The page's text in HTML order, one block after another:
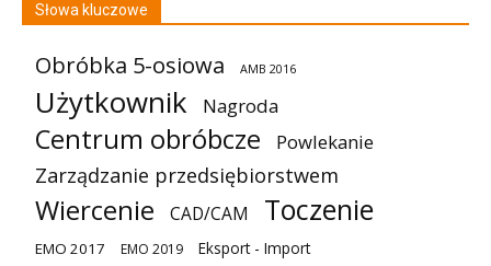
Słowa kluczowe
Obróbka 5-osiowa AMB 2016
Użytkownik Nagroda
Centrum obróbcze Powlekanie
Zarządzanie przedsiębiorstwem
Wiercenie CAD/CAM Toczenie
EMO 2017 EMO 2019 Eksport - Import